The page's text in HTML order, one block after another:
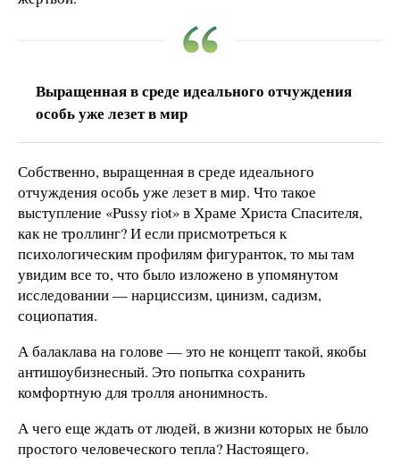
Выращенная в среде идеального отчуждения
особь уже лезет в мир
Собственно, выращенная в среде идеального
отчуждения особь уже лезет в мир. Что такое
выступление «Pussy riot» в Храме Христа Спасителя,
как не троллинг? И если присмотреться к
психологическим профилям фигуранток, то мы там
увидим все то, что было изложено в упомянутом
исследовании — нарциссизм, цинизм, садизм,
социопатия.
А балаклава на голове — это не концепт такой, якобы
антишоубизнесный. Это попытка сохранить
комфортную для тролля анонимность.
А чего еще ждать от людей, в жизни которых не было
простого человеческого тепла? Настоящего.